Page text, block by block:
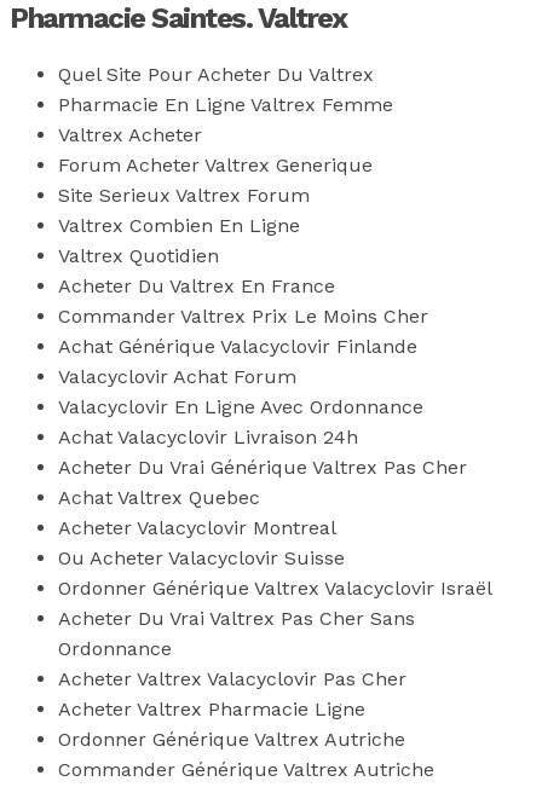
Pharmacie Saintes. Valtrex
Quel Site Pour Acheter Du Valtrex
Pharmacie En Ligne Valtrex Femme
Valtrex Acheter
Forum Acheter Valtrex Generique
Site Serieux Valtrex Forum
Valtrex Combien En Ligne
Valtrex Quotidien
Acheter Du Valtrex En France
Commander Valtrex Prix Le Moins Cher
Achat Générique Valacyclovir Finlande
Valacyclovir Achat Forum
Valacyclovir En Ligne Avec Ordonnance
Achat Valacyclovir Livraison 24h
Acheter Du Vrai Générique Valtrex Pas Cher
Achat Valtrex Quebec
Acheter Valacyclovir Montreal
Ou Acheter Valacyclovir Suisse
Ordonner Générique Valtrex Valacyclovir Israël
Acheter Du Vrai Valtrex Pas Cher Sans
Ordonnance
Acheter Valtrex Valacyclovir Pas Cher
Acheter Valtrex Pharmacie Ligne
Ordonner Générique Valtrex Autriche
Commander Générique Valtrex Autriche